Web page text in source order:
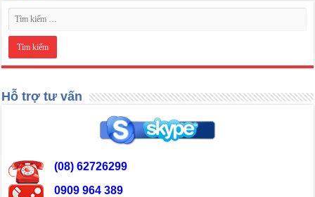
Hỗ trợ tư vấn
(08) 62726299
0909 964 389